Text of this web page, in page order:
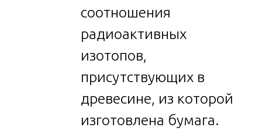
соотношения
радиоактивных
изотопов,
присутствующих в
древесине, из которой
изготовлена бумага.